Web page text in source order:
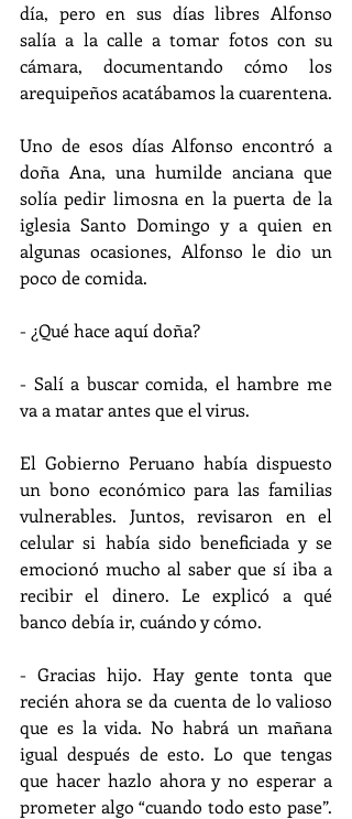
día, pero en sus días libres Alfonso
salía a la calle a tomar fotos con su
cámara, documentando cómo los
arequipeños acatábamos la cuarentena.
Uno de esos días Alfonso encontró a
doña Ana, una humilde anciana que
solía pedir limosna en la puerta de la
iglesia Santo Domingo y a quien en
algunas ocasiones, Alfonso le dio un
poco de comida.
- ¿Qué hace aquí doña?
- Salí a buscar comida, el hambre me
va a matar antes que el virus.
El Gobierno Peruano había dispuesto
un bono económico para las familias
vulnerables. Juntos, revisaron en el
celular si había sido beneficiada y se
emocionó mucho al saber que sí iba a
recibir el dinero. Le explicó a qué
banco debía ir, cuándo y cómo.
- Gracias hijo. Hay gente tonta que
recién ahora se da cuenta de lo valioso
que es la vida. No habrá un mañana
igual después de esto. Lo que tengas
que hacer hazlo ahora y no esperar a
prometer algo “cuando todo esto pase”.